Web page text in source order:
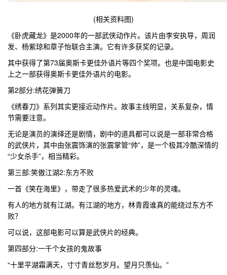
(相关资料图)
《卧虎藏龙》是2000年的一部武侠动作片。该片由李安执导，周润
发、杨紫琼和章子怡联合主演。它有许多获奖的记录。
其中获得了第73届奥斯卡更佳外语片等四个奖项。也是中国电影史
上之一部获得奥斯卡更佳外语片的电影。
第2部分:绣花弹簧刀
《绣春刀》系列其实更接近动作片。故事主线明显，关系复杂，情
节需要注意。
无论是演员的演绎还是剧情，剧中的道具都可以说是一部非常合格
的武侠片，其中由张震饰演的张震掌管“帅”，是一个极其冷酷深情的
“少女杀手”，相当精彩。
第三部:笑傲江湖2:东方不败
一首《笑在海里》，带走了很多热爱武术的少年的灵魂。
有人的地方就有江湖。有江湖的地方，林青霞谁真的能绕过东方不
败？
可以说，这部电影可以算是武侠片的经典。
第四部分:一千个女孩的鬼故事
“十里平湖霜满天，寸寸青丝愁岁月。望月只羡仙。”